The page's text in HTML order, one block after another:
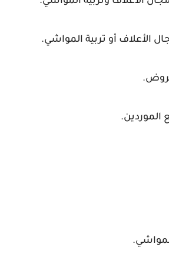
الأعلاف أو تربية المواشي.
الموردين.